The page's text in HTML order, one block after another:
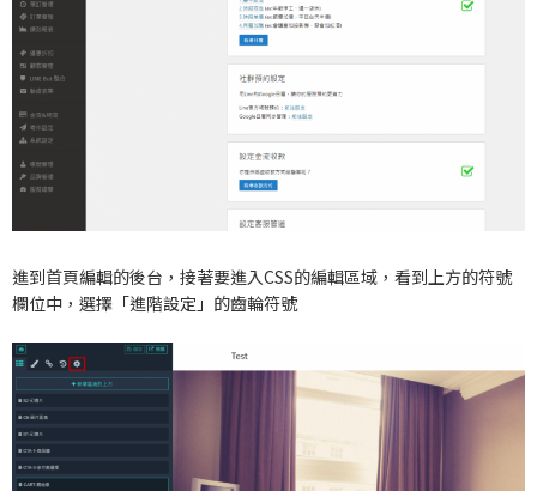
進到首頁編輯的後台，接著要進入CSS的編輯區域，看到上方的符號
欄位中，選擇「進階設定」的齒輪符號